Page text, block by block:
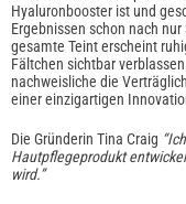
Hyaluronbooster ist und
Ergebnissen schon nach
gesamte Teint erscheint
Fältchen sichtbar
nachweisliche die
einer einzigartigen
Die Gründerin Tina Craig
Hautpflegeprodukt
wird.”